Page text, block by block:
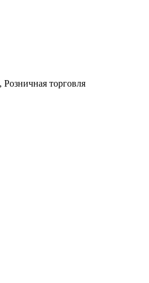
торговля